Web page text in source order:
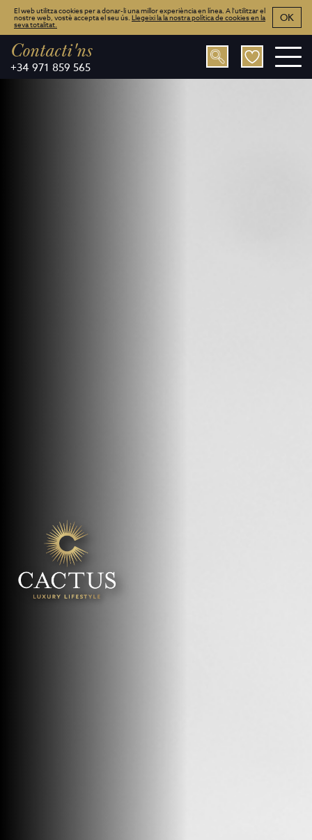
Contacti'ns
+34 971 859 565
El web utilitza cookies per a donar-li una millor experiència en línea. A l'utilitzar el
nostre web, vostè accepta el seu ús. Llegeixi la la nostra política de cookies en la
seva totalitat.
OK